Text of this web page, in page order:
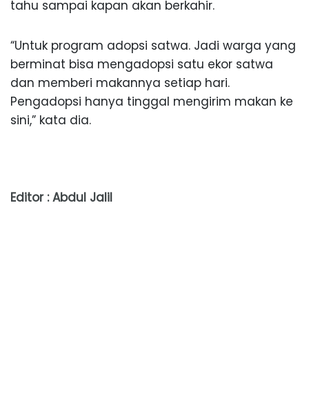
tahu sampai kapan akan berkahir.
“Untuk program adopsi satwa. Jadi warga yang
berminat bisa mengadopsi satu ekor satwa
dan memberi makannya setiap hari.
Pengadopsi hanya tinggal mengirim makan ke
sini,” kata dia.
Editor : Abdul Jalil